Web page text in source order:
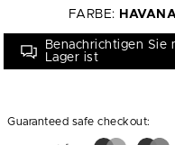
FARBE:
Benachrichtigen Sie
Lager ist
Guaranteed safe checkout: